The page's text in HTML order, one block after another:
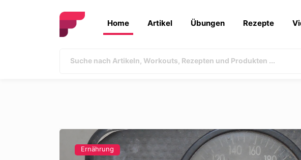
Home Artikel Übungen Rezepte
Ernährung